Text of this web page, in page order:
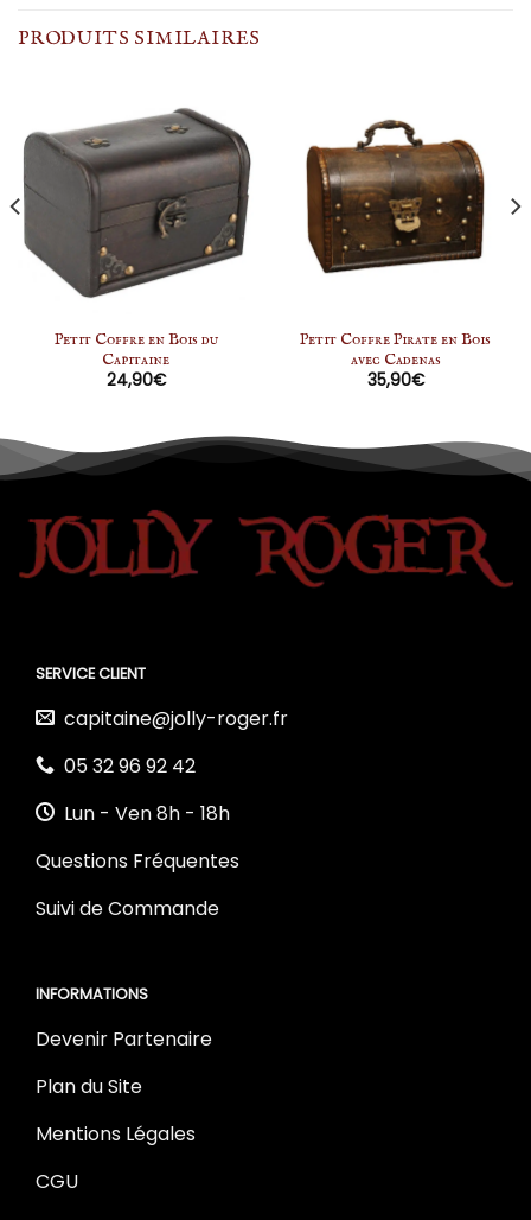
PRODUITS SIMILAIRES
Petit Coffre en Bois du
Capitaine
24,90€
Petit Coffre Pirate en Bois
avec Cadenas
35,90€
SERVICE CLIENT
capitaine@jolly-roger.fr
05 32 96 92 42
Lun - Ven 8h - 18h
Questions Fréquentes
Suivi de Commande
INFORMATIONS
Devenir Partenaire
Plan du Site
Mentions Légales
CGU